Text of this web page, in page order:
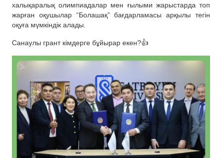
халықаралық олимпиадалар мен ғылыми жарыстарда топ
жарған оқушылар “Болашақ” бағдарламасы арқылы тегін
оқуға мүмкіндік алады.
Санаулы грант кімдерге бұйырар екен?👍